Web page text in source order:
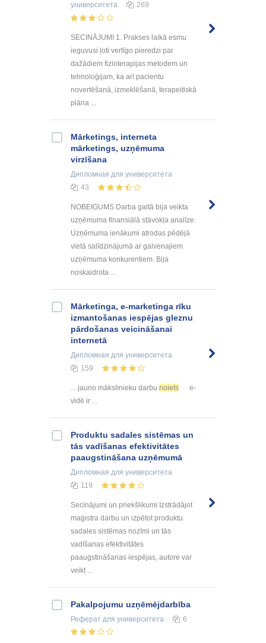
университета
269
SECINĀJUMI 1. Prakses laikā esmu
ieguvusi ļoti vertīgo pieredzi par
dažādiem fizioterapijas metodem un
tehnoloģijam, ka arī pacientu
novertēšanā, izmeklēšanā, terapeitiskā
plāna ...
Mārketings, interneta
mārketings, uzņēmuma
virzīšana
Дипломная для университета
43
NOBEIGUMS Darba gaitā bija veikta
uzņēmuma finansiālā stāvokļa analīze.
Uzņēmuma ienākumi atrodas pēdējā
vietā salīdzinājumā ar galvenajiem
uzņēmuma konkurentiem. Bija
noskaidrota ...
Mārketinga, e-marketinga rīku
izmantošanas iespējas gleznu
pārdošanas veicināšanai
internetā
Дипломная для университета
159
... jauno mākslinieku darbu noiets
e-
vidē ir ...
Produktu sadales sistēmas un
tās vadīšanas efektivitātes
paaugstināšana uzņēmumā
Дипломная для университета
119
Secinājumi un priekšlikumi Izstrādājot
maģistra darbu un izpētot produktu
sadales sistēmas nozīmi un tās
vadīšanas efektivitātes
paaugstināšanas iespējas, autore var
veikt ...
Pakalpojumu uzņēmējdarbība
Реферат для университета 6